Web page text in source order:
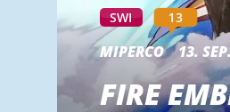
SWI 13
MIPERCO 13.
FIRE